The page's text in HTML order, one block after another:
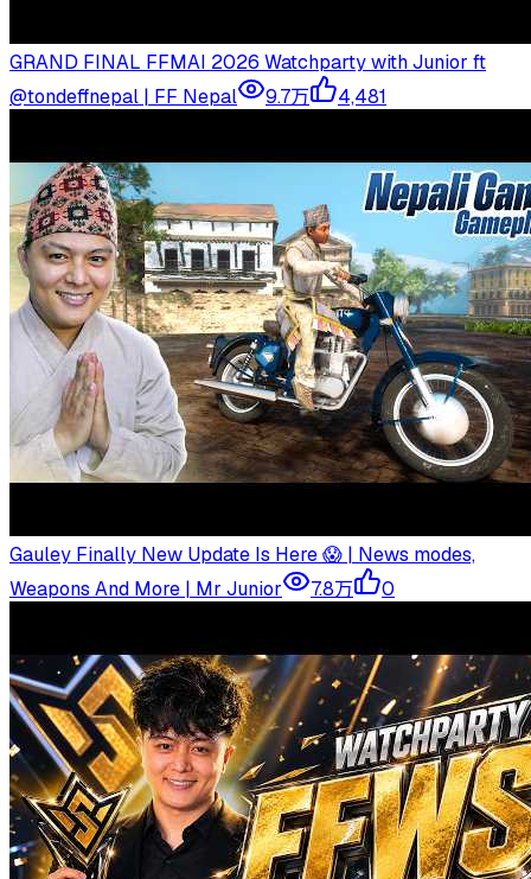
GRAND FINAL FFMAI 2026 Watchparty with Junior ft
@tondeffnepal | FF Nepal
9.7万 4,481
Gauley Finally New Update Is Here 😱 | News modes,
Weapons And More | Mr Junior
7.8万 0